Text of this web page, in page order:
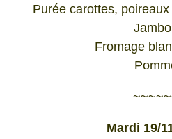
Purée carottes,
Fromage
Mardi 19/